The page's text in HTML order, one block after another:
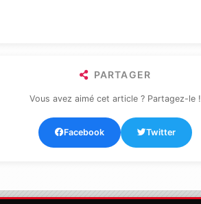
PARTAGER
Vous avez aimé cet article ? Partagez-le !
Facebook Twitter